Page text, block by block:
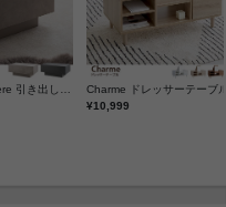
Charme ドレッサーテーブ
¥10,999